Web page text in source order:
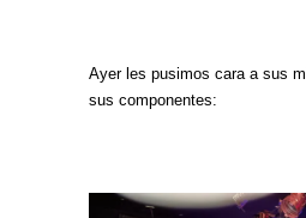
Ayer les pusimos cara a sus
sus componentes: